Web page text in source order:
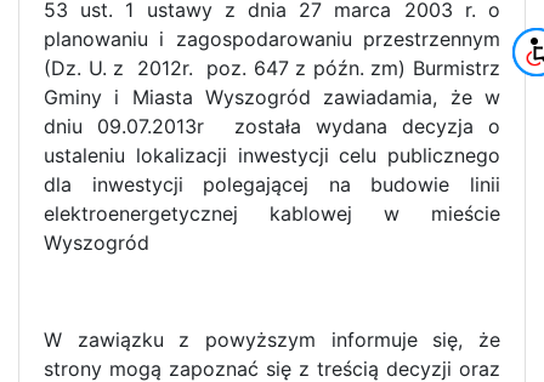
53 ust. 1 ustawy z dnia 27 marca 2003 r. o
planowaniu i zagospodarowaniu przestrzennym
(Dz. U. z 2012r. poz. 647 z późn. zm) Burmistrz
Gminy i Miasta Wyszogród zawiadamia, że w
dniu 09.07.2013r została wydana decyzja o
ustaleniu lokalizacji inwestycji celu publicznego
dla inwestycji polegającej na budowie linii
elektroenergetycznej kablowej w mieście
Wyszogród
W zawiązku z powyższym informuje się, że
strony mogą zapoznać się z treścią decyzji oraz